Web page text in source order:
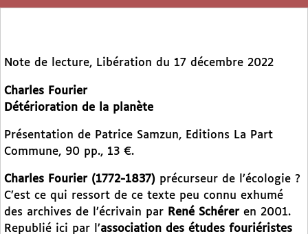
Note de lecture, Libération du 17 décembre 2022
Charles Fourier
Détérioration de la planète
Présentation de Patrice Samzun, Editions La Part
Commune, 90 pp., 13 €.
Charles Fourier (1772-1837) précurseur de l’écologie ?
C’est ce qui ressort de ce texte peu connu exhumé
des archives de l’écrivain par René Schéreren 2001.
Republié ici par l’association des études fouriéristes